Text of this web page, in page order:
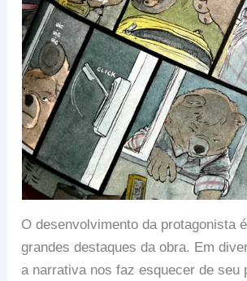
O desenvolvimento da protagonista
grandes destaques da obra. Em
a narrativa nos faz esquecer de seu